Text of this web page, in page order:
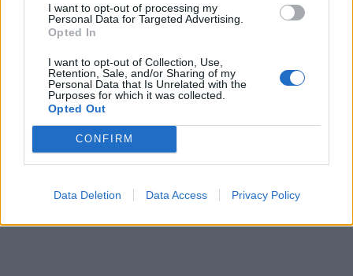
I want to opt-out of processing my
Personal Data for Targeted Advertising.
Opted In
I want to opt-out of Collection, Use,
Retention, Sale, and/or Sharing of my
Personal Data that Is Unrelated with the
Purposes for which it was collected.
Opted Out
CONFIRM
Data Deletion Data Access Privacy Policy